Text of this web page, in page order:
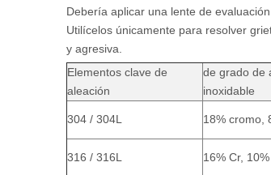
Debería aplicar una lente de
Utilícelos únicamente para resolver
y agresiva.
Elementos clave de
aleación
de grado de
inoxidable
304 / 304L 18% cromo,
316 / 316L 16% Cr,